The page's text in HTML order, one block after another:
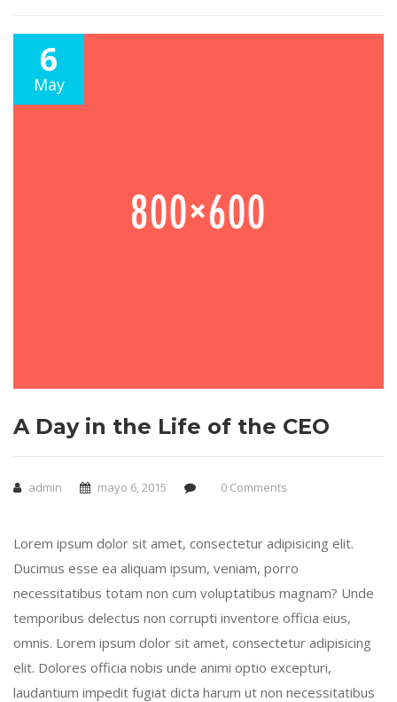
6
May
A Day in the Life of the CEO
admin mayo 6, 2015 0 Comments
Lorem ipsum dolor sit amet, consectetur adipisicing elit.
Ducimus esse ea aliquam ipsum, veniam, porro
necessitatibus totam non cum voluptatibus magnam? Unde
temporibus delectus non corrupti inventore officia eius,
omnis. Lorem ipsum dolor sit amet, consectetur adipisicing
elit. Dolores officia nobis unde animi optio excepturi,
laudantium impedit fugiat dicta harum ut non necessitatibus